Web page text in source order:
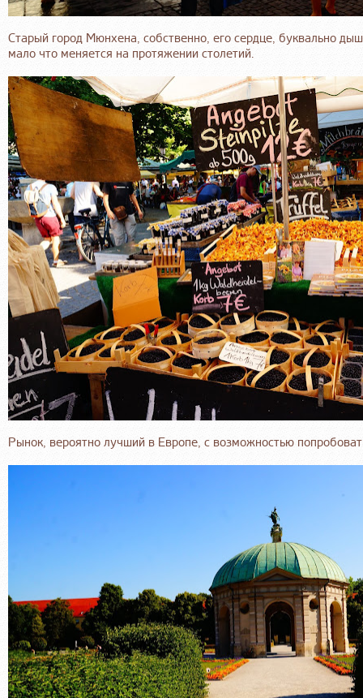
Старый город Мюнхена, собственно, его сердце, буквально
мало что меняется на протяжении столетий.
Рынок, вероятно лучший в Европе, с возможностью